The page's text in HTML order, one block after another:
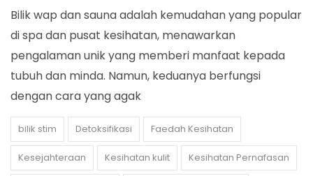
Bilik wap dan sauna adalah kemudahan yang popular
di spa dan pusat kesihatan, menawarkan
pengalaman unik yang memberi manfaat kepada
tubuh dan minda. Namun, keduanya berfungsi
dengan cara yang agak
bilik stim Detoksifikasi Faedah Kesihatan
Kesejahteraan Kesihatan kulit Kesihatan Pernafasan